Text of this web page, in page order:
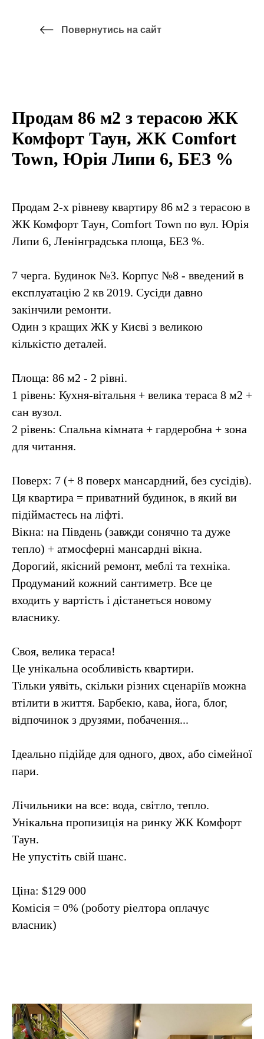
Повернутись на сайт
Продам 86 м2 з терасою ЖК
Комфорт Таун, ЖК Comfort
Town, Юрія Липи 6, БЕЗ %
Продам 2-х рівневу квартиру 86 м2 з терасою в
ЖК Комфорт Таун, Comfort Town по вул. Юрія
Липи 6, Ленінградська площа, БЕЗ %.
7 черга. Будинок №3. Корпус №8 - введений в
експлуатацію 2 кв 2019. Сусіди давно
закінчили ремонти.
Один з кращих ЖК у Києві з великою
кількістю деталей.
Площа: 86 м2 - 2 рівні.
1 рівень: Кухня-вітальня + велика тераса 8 м2 +
сан вузол.
2 рівень: Спальна кімната + гардеробна + зона
для читання.
Поверх: 7 (+ 8 поверх мансардний, без сусідів).
Ця квартира = приватний будинок, в який ви
підіймаєтесь на ліфті.
Вікна: на Південь (завжди сонячно та дуже
тепло) + атмосферні мансардні вікна.
Дорогий, якісний ремонт, меблі та техніка.
Продуманий кожний сантиметр. Все це
входить у вартість і дістанеться новому
власнику.
Своя, велика тераса!
Це унікальна особливість квартири.
Тільки уявіть, скільки різних сценаріїв можна
втілити в життя. Барбекю, кава, йога, блог,
відпочинок з друзями, побачення...
Ідеально підійде для одного, двох, або сімейної
пари.
Лічильники на все: вода, світло, тепло.
Унікальна пропизиція на ринку ЖК Комфорт
Таун.
Не упустіть свій шанс.
Ціна: $129 000
Комісія = 0% (роботу ріелтора оплачує
власник)